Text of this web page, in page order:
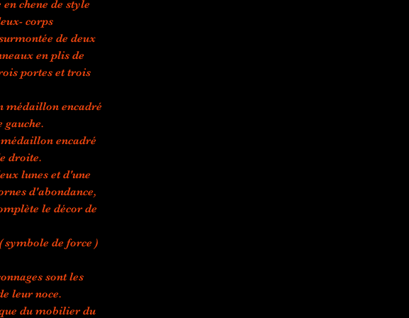
chene de style
corps
de deux
en plis de
portes et trois
médaillon encadré
gauche.
encadré
droite.
lunes et d'une
d'abondance,
le décor de
symbole de force )
sont les
leur noce.
du mobilier du